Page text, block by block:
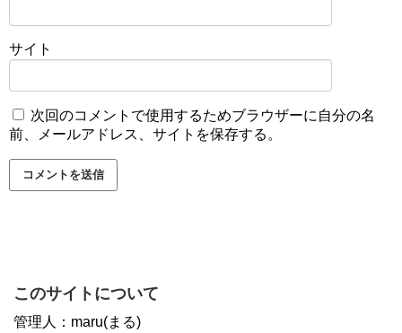
サイト
次回のコメントで使用するためブラウザーに自分の名
前、メールアドレス、サイトを保存する。
このサイトについて
管理人：maru(まる)